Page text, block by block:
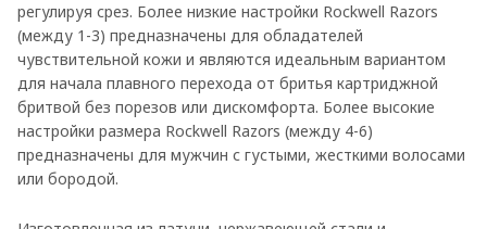
регулируя срез. Более низкие настройки Rockwell Razors
(между 1-3) предназначены для обладателей
чувствительной кожи и являются идеальным вариантом
для начала плавного перехода от бритья картриджной
бритвой без порезов или дискомфорта. Более высокие
настройки размера Rockwell Razors (между 4-6)
предназначены для мужчин с густыми, жесткими волосами
или бородой.